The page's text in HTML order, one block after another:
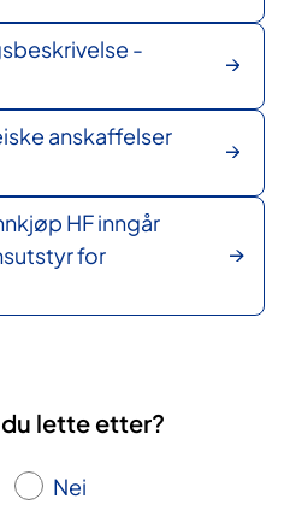
-
anskaffelser
HF inngår
for
lette etter?
Nei